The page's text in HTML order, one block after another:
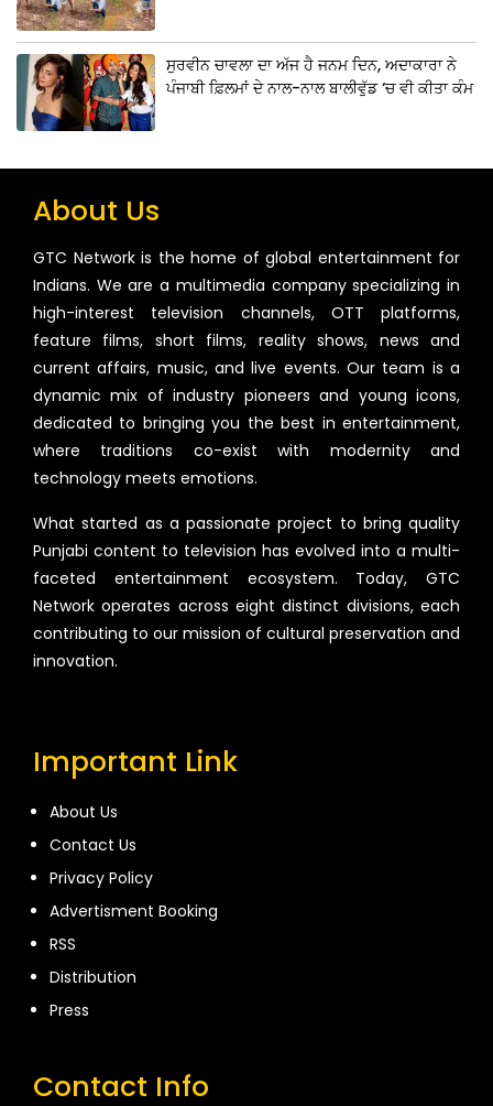
ਸੁਰਵੀਨ ਚਾਵਲਾ ਦਾ ਅੱਜ ਹੈ ਜਨਮ ਦਿਨ, ਅਦਾਕਾਰਾ ਨੇ
ਪੰਜਾਬੀ ਫ਼ਿਲਮਾਂ ਦੇ ਨਾਲ-ਨਾਲ ਬਾਲੀਵੁੱਡ ‘ਚ ਵੀ ਕੀਤਾ ਕੰਮ
About Us
GTC Network is the home of global entertainment for
Indians. We are a multimedia company specializing in
high-interest television channels, OTT platforms,
feature films, short films, reality shows, news and
current affairs, music, and live events. Our team is a
dynamic mix of industry pioneers and young icons,
dedicated to bringing you the best in entertainment,
where traditions co-exist with modernity and
technology meets emotions.
What started as a passionate project to bring quality
Punjabi content to television has evolved into a multi-
faceted entertainment ecosystem. Today, GTC
Network operates across eight distinct divisions, each
contributing to our mission of cultural preservation and
innovation.
Important Link
About Us
Contact Us
Privacy Policy
Advertisment Booking
RSS
Distribution
Press
Contact Info